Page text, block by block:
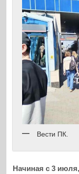
Вести ПК.
Начиная с 3